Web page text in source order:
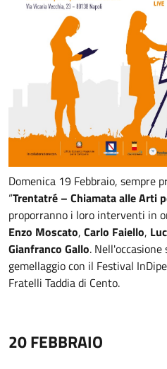
Domenica 19 Febbraio, sempre
“Trentatré – Chiamata alle Arti
proporranno i loro interventi in
Enzo Moscato, Carlo Faiello,
Gianfranco Gallo.
gemellaggio con il Festival
Fratelli Taddia di Cento.
20 FEBBRAIO